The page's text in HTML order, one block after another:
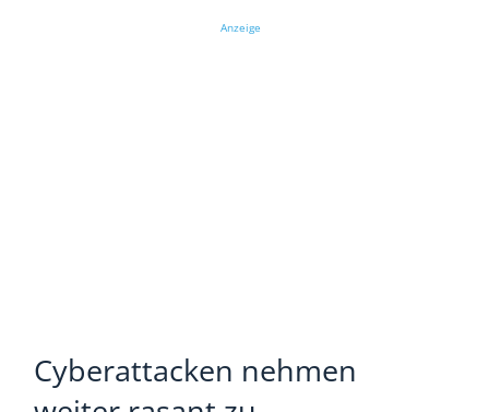
Anzeige
Cyberattacken nehmen